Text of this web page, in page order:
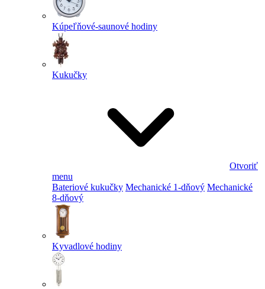
Kúpeľňové-saunové hodiny
Kukučky
Otvoriť
menu
Bateriové kukučky Mechanické 1-dňový Mechanické
8-dňový
Kyvadlové hodiny